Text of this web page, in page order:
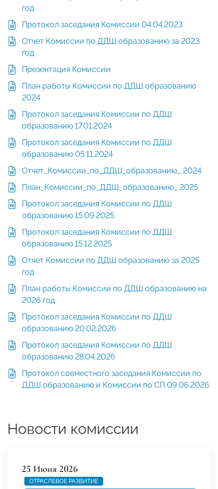
год
Протокол заседания Комиссии 04.04.2023
Отчет Комиссии по ДДШ образованию за 2023
год
Презентация Комиссии
План работы Комиссии по ДДШ образованию
2024
Протокол заседания Комиссии по ДДШ
образованию 17.01.2024
Протокол заседания Комиссии по ДДШ
образованию 05.11.2024
Отчет_Комиссии_по_ДДШ_образованию_ 2024
План_Комиссии_по_ДДШ_образованию_ 2025
Протокол заседания Комиссии по ДДШ
образованию 15.09.2025
Протокол заседания Комиссии по ДДШ
образованию 15.12.2025
Отчет Комиссии по ДДШ образованию за 2025
год
План работы Комиссии по ДДШ образованию на
2026 год
Протокол заседания Комиссии по ДДШ
образованию 20.02.2026
Протокол заседания Комиссии по ДДШ
образованию 28.04.2026
Протокол совместного заседания Комиссии по
ДДШ образованию и Комиссии по СП 09.06.2026
Новости комиссии
25 Июня 2026
ОТРАСЛЕВОЕ РАЗВИТИЕ